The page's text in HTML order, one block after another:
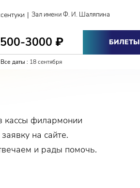
| Зал имени Ф. И. Шаляпина
3000 ₽ БИЛЕТЫ
Все даты : 18 сентября
кассы филармонии
на сайте.
и рады помочь.